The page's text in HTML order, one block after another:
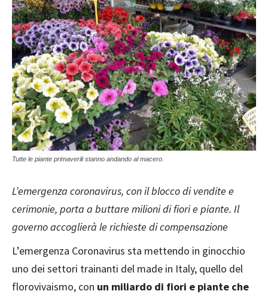
Tutte le piante primaverili stanno andando al macero.
L’emergenza coronavirus, con il blocco di vendite e
cerimonie, porta a buttare milioni di fiori e piante. Il
governo accoglierà le richieste di compensazione
L’emergenza Coronavirus sta mettendo in ginocchio
uno dei settori trainanti del made in Italy, quello del
florovivaismo, con un miliardo di fiori e piante che